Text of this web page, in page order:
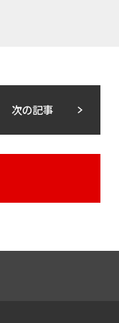
次の記事